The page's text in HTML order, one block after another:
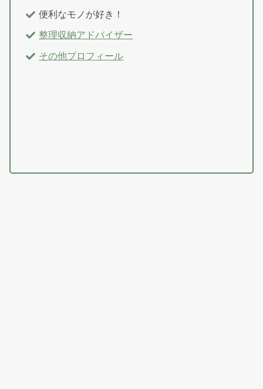
便利なモノが好き！
整理収納アドバイザー
その他プロフィール